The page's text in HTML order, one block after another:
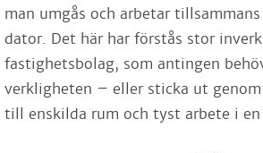
man umgås och arbetar
dator. Det här har förstås stor
fastighetsbolag, som antingen
verkligheten – eller sticka ut
till enskilda rum och tyst arbete i